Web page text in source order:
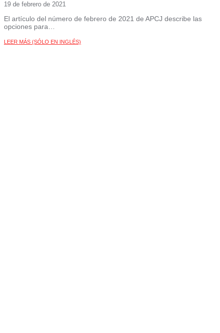
19 de febrero de 2021
El artículo del número de febrero de 2021 de APCJ describe las
opciones para…
LEER MÁS (SÓLO EN INGLÉS)